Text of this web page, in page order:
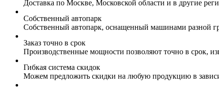
Доставка по Москве, Московской области и в другие
Собственный автопарк
Собственный автопарк, оснащенный машинами разной
Заказ точно в срок
Производственные мощности позволяют точно в срок,
Гибкая система скидок
Можем предложить скидки на любую продукцию в